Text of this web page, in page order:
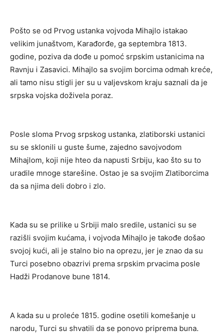
Pošto se od Prvog ustanka vojvoda Mihajlo istakao
velikim junaštvom, Karađorđe, ga septembra 1813.
godine, poziva da dođe u pomoć srpskim ustanicima na
Ravnju i Zasavici. Mihajlo sa svojim borcima odmah kreće,
ali tamo nisu stigli jer su u valjevskom kraju saznali da je
srpska vojska doživela poraz.
Posle sloma Prvog srpskog ustanka, zlatiborski ustanici
su se sklonili u guste šume, zajedno savojvodom
Mihajlom, koji nije hteo da napusti Srbiju, kao što su to
uradile mnoge starešine. Ostao je sa svojim Zlatiborcima
da sa njima deli dobro i zlo.
Kada su se prilike u Srbiji malo sredile, ustanici su se
razišli svojim kućama, i vojvoda Mihajlo je takođe došao
svojoj kući, ali je stalno bio na oprezu, jer je znao da su
Turci posebno obazrivi prema srpskim prvacima posle
Hadži Prodanove bune 1814.
A kada su u proleće 1815. godine osetili komešanje u
narodu, Turci su shvatili da se ponovo priprema buna.